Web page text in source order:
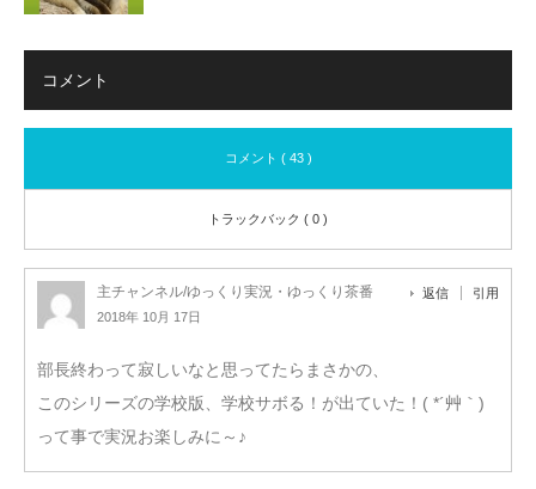
コメント
コメント ( 43 )
トラックバック ( 0 )
主チャンネル/ゆっくり実況・ゆっくり茶番
2018年 10月 17日
返信 引用
部長終わって寂しいなと思ってたらまさかの、
このシリーズの学校版、学校サボる！が出ていた！( *´艸｀)
って事で実況お楽しみに～♪